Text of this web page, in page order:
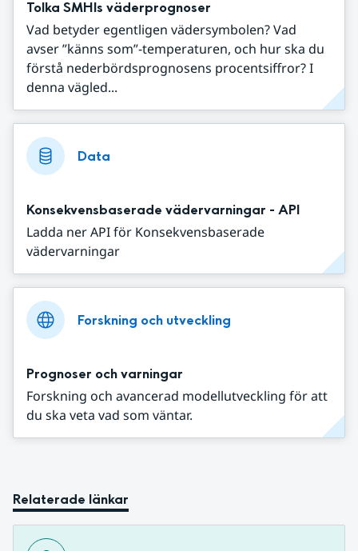
Tolka SMHIs väderprognoser
Vad betyder egentligen vädersymbolen? Vad
avser ”känns som”-temperaturen, och hur ska du
förstå nederbördsprognosens procentsiffror? I
denna vägled...
Data
Konsekvensbaserade vädervarningar - API
Ladda ner API för Konsekvensbaserade
vädervarningar
Forskning och utveckling
Prognoser och varningar
Forskning och avancerad modellutveckling för att
du ska veta vad som väntar.
Relaterade länkar